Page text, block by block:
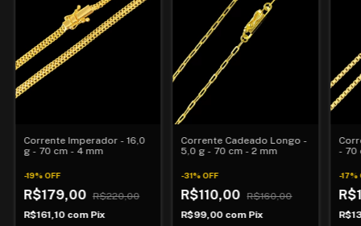
Corrente Imperador - 16,0
g - 70 cm - 4 mm
-19%OFF
R$179,00 R$220,00
R$161,10 com Pix
Corrente Cadeado Longo -
5,0 g - 70 cm - 2 mm
-31%OFF
R$110,00
R$160,00
R$99,00 com Pix
- 70
-17%